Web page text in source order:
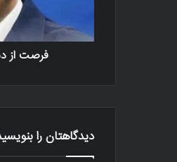
فرصت از
دیدگاهتان را